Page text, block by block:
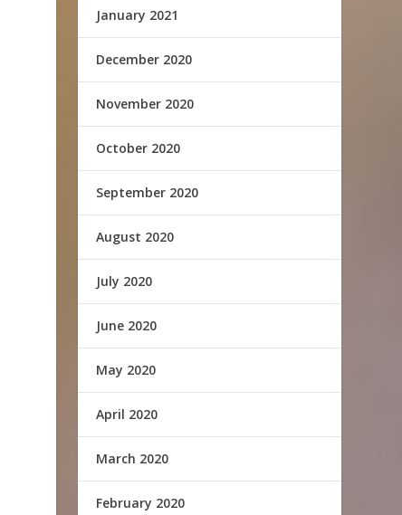
January 2021
December 2020
November 2020
October 2020
September 2020
August 2020
July 2020
June 2020
May 2020
April 2020
March 2020
February 2020